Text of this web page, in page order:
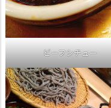
ビーフシチュー